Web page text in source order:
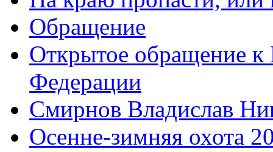
Обращение
Открытое обращение к
Федерации
Смирнов Владислав
Осенне-зимняя охота